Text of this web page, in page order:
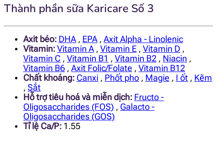
Thành phần sữa Karicare Số 3
Axit béo: DHA , EPA , Axit Alpha - Linolenic
Vitamin: Vitamin A , Vitamin E , Vitamin D ,
Vitamin C , Vitamin B1 , Vitamin B2 , Niacin ,
Vitamin B6 , Axit Folic/Folate , Vitamin B12
Chất khoáng: Canxi , Phốt pho , Magie , I ốt , Kẽm
, Sắt
Hỗ trợ tiêu hoá và miễn dịch: Fructo -
Oligosaccharides (FOS) , Galacto -
Oligosaccharides (GOS)
Tỉ lệ Ca/P: 1.55